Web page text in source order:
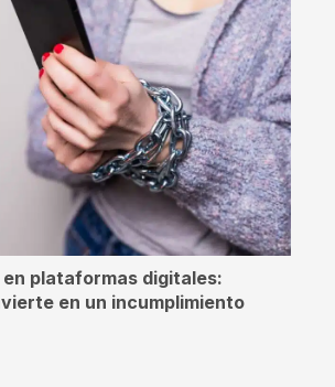
plataformas digitales:
en un incumplimiento